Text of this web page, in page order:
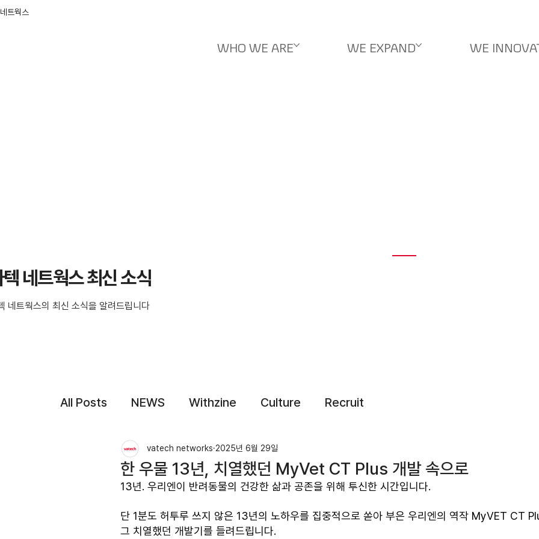
트웍스
WHO WE ARE WE EXPAND WE
네트웍스 최신 소식
네트웍스의 최신 소식을 알려드립니다
All Posts NEWS Withzine Culture Recruit
한 우물 13년, 치열했던 MyVet CT Plus 개발 속으로
vatech networks 2025년 6월 29일
13년. 우리엔이 반려동물의 건강한 삶과 공존을 위해 투신한 시간입니다.
단 1분도 허투루 쓰지 않은 13년의 노하우를 집중적으로 쏟아 부은 우리엔의 역작 MyVET CT
그 치열했던 개발기를 들려드립니다.